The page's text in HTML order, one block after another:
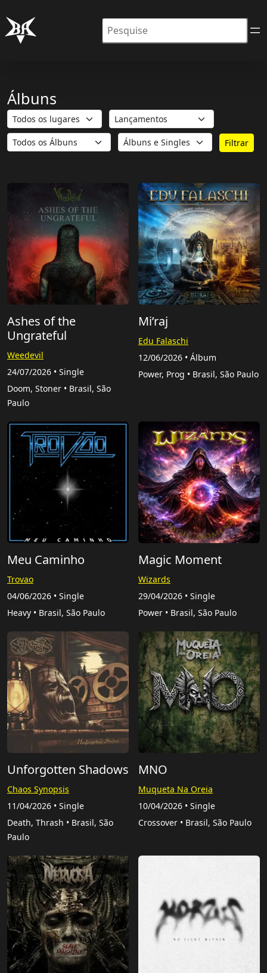
Pesquisar
Álbuns
Filtrar
Ashes of the
Ungrateful
Weedevil
24/07/2026 • Single
Doom, Stoner • Brasil, São
Paulo
Mi’raj
Edu Falaschi
12/06/2026 • Álbum
Power, Prog • Brasil, São Paulo
Meu Caminho
Trovao
04/06/2026 • Single
Heavy • Brasil, São Paulo
Magic Moment
Wizards
29/04/2026 • Single
Power • Brasil, São Paulo
Unforgotten Shadows
Chaos Synopsis
11/04/2026 • Single
Death, Thrash • Brasil, São
Paulo
MNO
Muqueta Na Oreia
10/04/2026 • Single
Crossover • Brasil, São Paulo